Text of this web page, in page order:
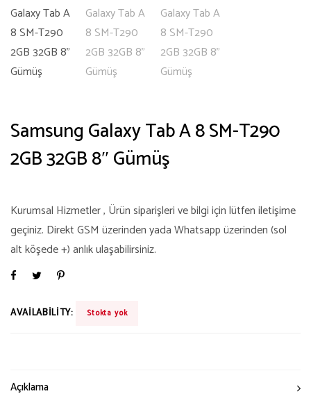
Samsung Galaxy Tab A 8 SM-T290
2GB 32GB 8″ Gümüş
Kurumsal Hizmetler , Ürün siparişleri ve bilgi için lütfen iletişime
geçiniz. Direkt GSM üzerinden yada Whatsapp üzerinden (sol
alt köşede +) anlık ulaşabilirsiniz.
AVAILABILITY: Stokta yok
Açıklama